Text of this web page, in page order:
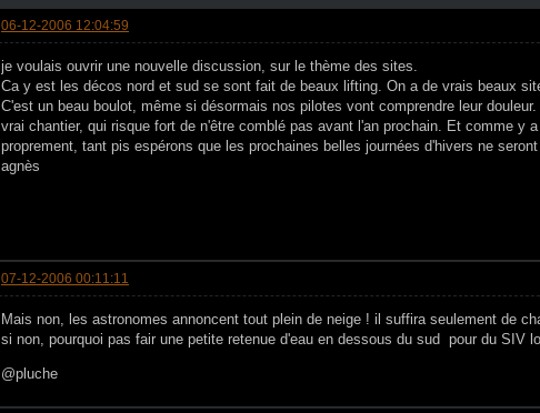
06-12-2006 12:04:59
je voulais ouvrir une nouvelle discussion, sur le thème des sites.
Ca y est les décos nord et sud se sont fait de beaux lifting. On a de vrais beaux
C'est un beau boulot, même si désormais nos pilotes vont comprendre leur
vrai chantier, qui risque fort de n'être comblé pas avant l'an prochain. Et comme y
proprement, tant pis espérons que les prochaines belles journées d'hivers ne
agnès
07-12-2006 00:11:11
Mais non, les astronomes annoncent tout plein de neige ! il suffira seulement de
si non, pourquoi pas fair une petite retenue d'eau en dessous du sud pour du SIV lol
@pluche